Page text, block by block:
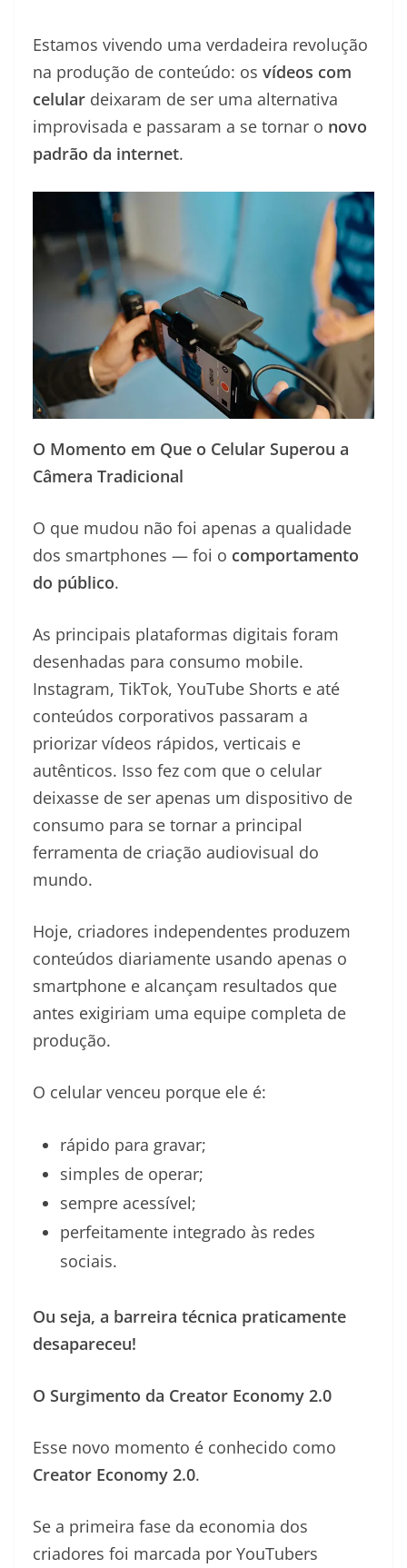
Estamos vivendo uma verdadeira revolução
na produção de conteúdo: os vídeos com
celular deixaram de ser uma alternativa
improvisada e passaram a se tornar o novo
padrão da internet.
O Momento em Que o Celular Superou a
Câmera Tradicional
O que mudou não foi apenas a qualidade
dos smartphones — foi o comportamento
do público.
As principais plataformas digitais foram
desenhadas para consumo mobile.
Instagram, TikTok, YouTube Shorts e até
conteúdos corporativos passaram a
priorizar vídeos rápidos, verticais e
autênticos. Isso fez com que o celular
deixasse de ser apenas um dispositivo de
consumo para se tornar a principal
ferramenta de criação audiovisual do
mundo.
Hoje, criadores independentes produzem
conteúdos diariamente usando apenas o
smartphone e alcançam resultados que
antes exigiriam uma equipe completa de
produção.
O celular venceu porque ele é:
rápido para gravar;
simples de operar;
sempre acessível;
perfeitamente integrado às redes
sociais.
Ou seja, a barreira técnica praticamente
desapareceu!
O Surgimento da Creator Economy 2.0
Esse novo momento é conhecido como
Creator Economy 2.0.
Se a primeira fase da economia dos
criadores foi marcada por YouTubers